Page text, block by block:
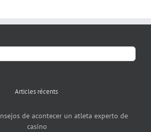
Articles récents
de acontecer un atleta experto de
casino